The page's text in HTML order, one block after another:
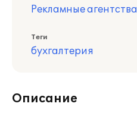
Рекламные агентства
Теги
бухгалтерия
Описание